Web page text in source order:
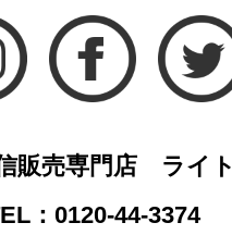
販売専門店 ライ
：0120-44-3374